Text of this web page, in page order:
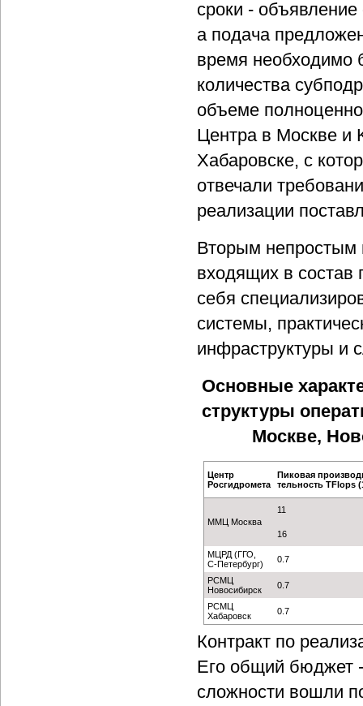
сроки -
а подача
время необходимо
количества
объеме
Центра в Москве и
Хабаровске, с
отвечали
реализации
Вторым непростым
входящих в
себя
системы,
инфраструктуры и
Основные
структуры
Москве,
Центр
Росгидромета
Пиковая
тельность TFlops
ММЦ Москва
11
16
МЦРД (ГГО,
С-Петербург)
0.7
РСМЦ
Новосибирск
0.7
РСМЦ
Хабаровск
0.7
Контракт по
Его общий бюджет
сложности вошли